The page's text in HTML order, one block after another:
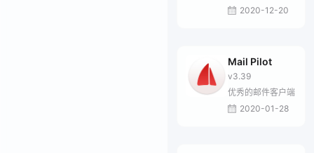
2020-12-20
Mail Pilot
v3.39
优秀的邮件客户端
2020-01-28